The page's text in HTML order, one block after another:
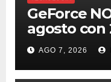
GeForce
agosto con
AGO 7, 2026